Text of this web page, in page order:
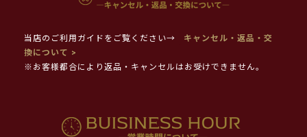
当店のご利用ガイドをご覧ください→
キャンセル・返品・交
換について >
※お客様都合により返品・キャンセルはお受けできません。